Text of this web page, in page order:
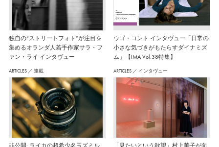
独自の“ストリートフォト”が注目を
集めるオランダ人若手作家サラ・フ
ァン・ライ インタヴュー
ウゴ・コント インタヴュー「日常の
小さな気づきがもたらすダイナミズ
ム」【IMA Vol.38特集】
ARTICLES ／ 連載 ARTICLES ／ インタヴュー